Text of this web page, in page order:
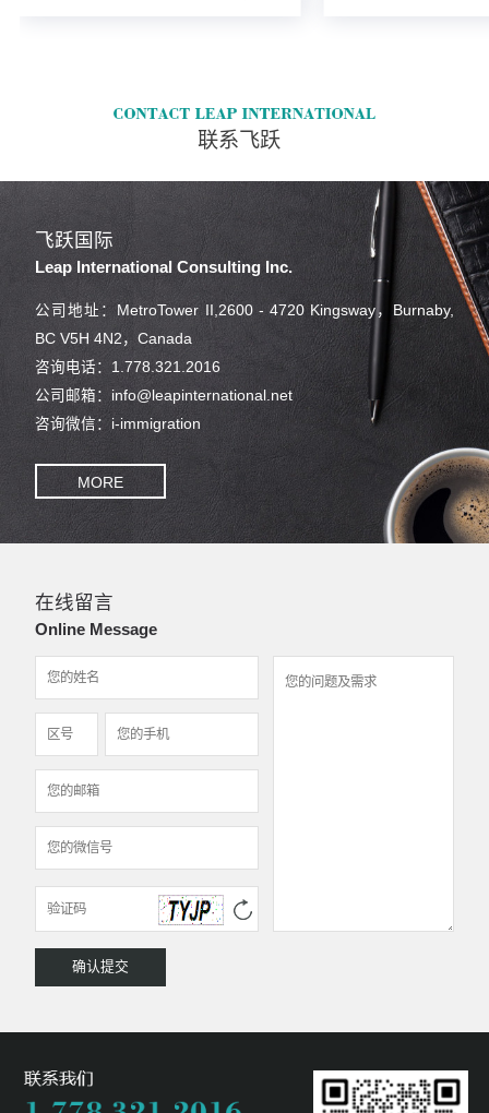
联系飞跃
飞跃国际
Leap International Consulting Inc.
公司地址：MetroTower II,2600 - 4720 Kingsway，Burnaby,
BC V5H 4N2，Canada
咨询电话：1.778.321.2016
公司邮箱：info@leapinternational.net
咨询微信：i-immigration
MORE
在线留言
Online Message